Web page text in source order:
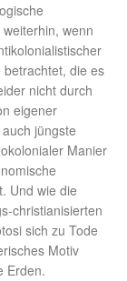
wenn
betrachtet, die es
nicht durch
eigener
jüngste
Manier
Und wie die
christianisierten
sich zu Tode
Motiv
Erden.